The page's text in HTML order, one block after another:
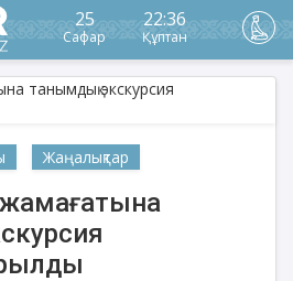
25
Сафар
22:36
Құптан
Жаңалықтар
жамағатына